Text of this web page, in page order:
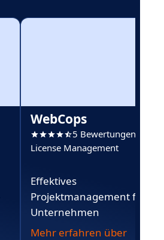
WebCops
5 Bewertungen
License Management
Effektives
Projektmanagement für
Unternehmen
Mehr erfahren über